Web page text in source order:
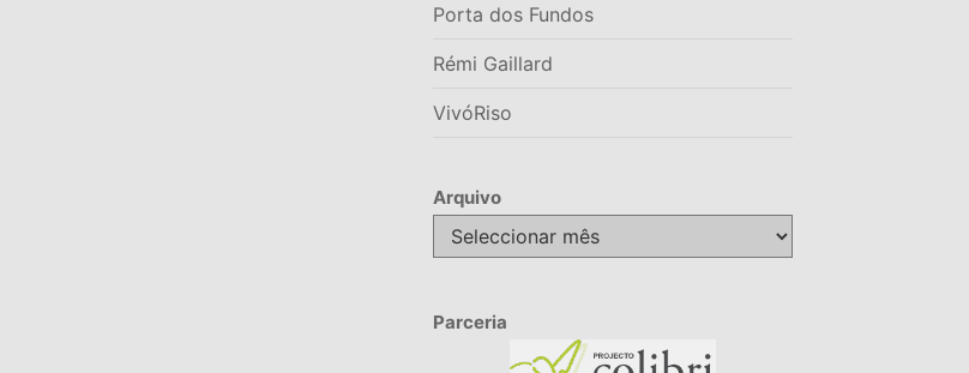
Porta dos Fundos
Rémi Gaillard
VivóRiso
Arquivo
Arquivo
Parceria